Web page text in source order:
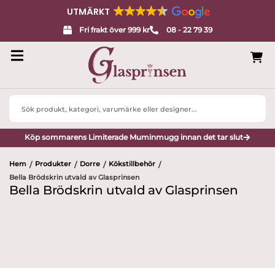
UTMÄRKT
Fri frakt över 999 kr 08 - 22 79 39
Search
Köp sommarens Limiterade Muminmugg innan det tar slut
Hem / Produkter / Dorre / Kökstillbehör /
Bella Brödskrin utvald av Glasprinsen
Bella Brödskrin utvald av Glasprinsen